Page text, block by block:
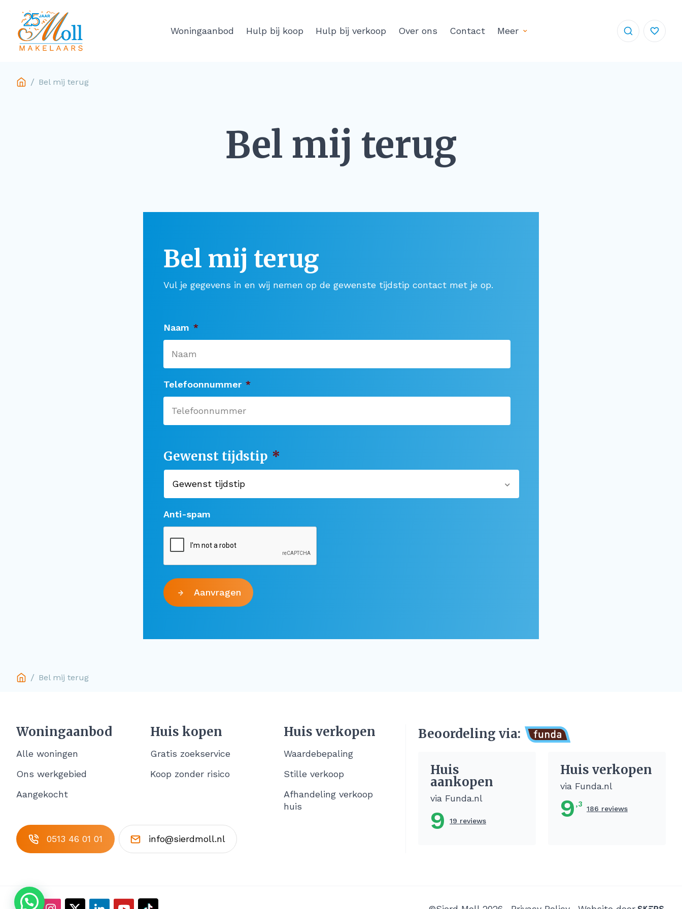
Woningaanbod Hulp bij koop Hulp bij verkoop Over ons Contact Meer
/ Bel mij terug
Bel mij terug
Bel mij terug
Vul je gegevens in en wij nemen op de gewenste tijdstip contact met je op.
Naam *
Telefoonnummer *
Gewenst tijdstip *
Anti-spam
Aanvragen
/ Bel mij terug
Woningaanbod
Alle woningen
Ons werkgebied
Aangekocht
Huis kopen
Gratis zoekservice
Koop zonder risico
Huis verkopen
Waardebepaling
Stille verkoop
Afhandeling verkoop
huis
0513 46 01 01 info@sierdmoll.nl
Beoordeling via:
Huis
aankopen
via Funda.nl
9 19 reviews
Huis verkopen
via Funda.nl
9 ,3 186 reviews